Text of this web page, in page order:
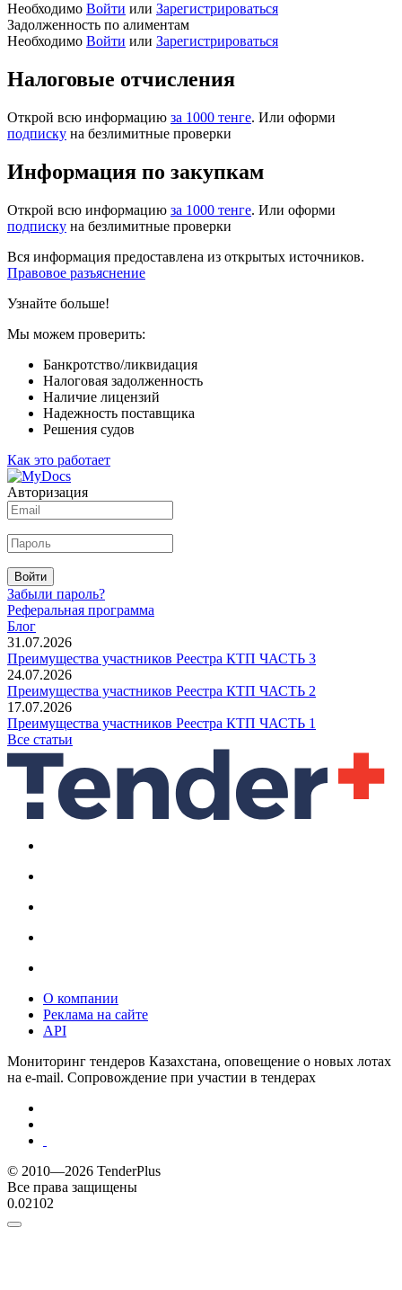
Необходимо Войти или Зарегистрироваться
Задолженность по алиментам
Необходимо Войти или Зарегистрироваться
Налоговые отчисления
Открой всю информацию за 1000 тенге. Или оформи
подписку на безлимитные проверки
Информация по закупкам
Открой всю информацию за 1000 тенге. Или оформи
подписку на безлимитные проверки
Вся информация предоставлена из открытых источников.
Правовое разъяснение
Узнайте больше!
Мы можем проверить:
Банкротство/ликвидация
Налоговая задолженность
Наличие лицензий
Надежность поставщика
Решения судов
Как это работает
Авторизация
Войти
Забыли пароль?
Реферальная программа
Блог
31.07.2026
Преимущества участников Реестра КТП ЧАСТЬ 3
24.07.2026
Преимущества участников Реестра КТП ЧАСТЬ 2
17.07.2026
Преимущества участников Реестра КТП ЧАСТЬ 1
Все статьи
О компании
Реклама на сайте
API
Мониторинг тендеров Казахстана, оповещение о новых лотах
на e-mail. Сопровождение при участии в тендерах
© 2010—2026 TenderPlus
Все права защищены
0.02102